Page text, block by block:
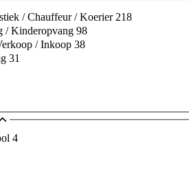
/ Chauffeur / Koerier218
/ Kinderopvang 98
/ Inkoop 38
31
4